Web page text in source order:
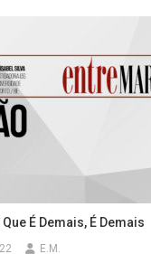
É Demais, É Demais
E.M.